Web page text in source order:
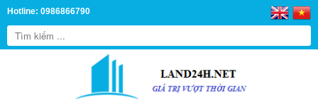
Hotline: 0986866790